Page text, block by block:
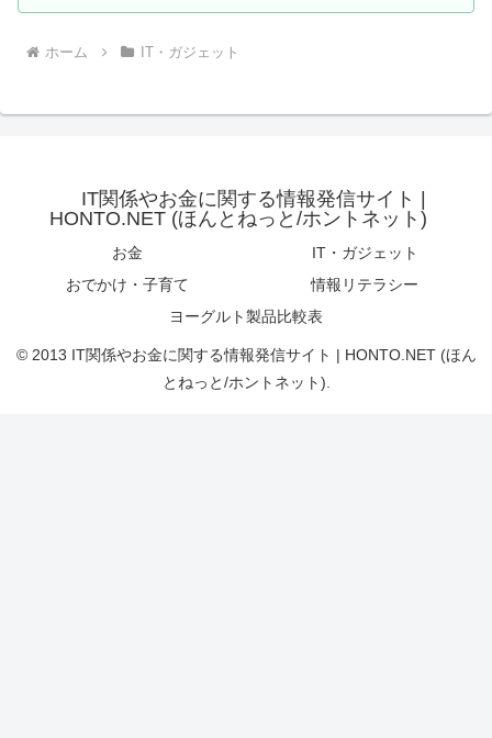
ホーム IT・ガジェット
IT関係やお金に関する情報発信サイト |
HONTO.NET (ほんとねっと/ホントネット)
お金
IT・ガジェット
おでかけ・子育て
情報リテラシー
ヨーグルト製品比較表
© 2013 IT関係やお金に関する情報発信サイト | HONTO.NET (ほん
とねっと/ホントネット).